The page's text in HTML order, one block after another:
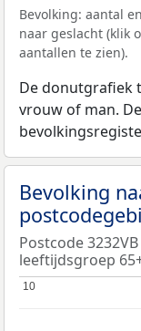
Bevolking: aantal
naar geslacht (klik
aantallen te zien).
De donutgrafiek
vrouw of man.
Bevolking
Postcode
leeftijdsgroep
10
10